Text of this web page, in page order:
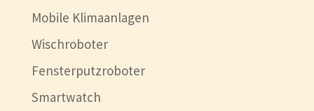
Mobile Klimaanlagen
Wischroboter
Fensterputzroboter
Smartwatch